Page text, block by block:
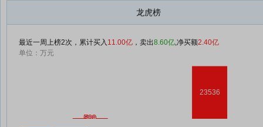
龙虎榜
最近一周上榜2次，累计买入 11.00亿 ，卖出8.60亿,净买额2.40亿
单位：万元